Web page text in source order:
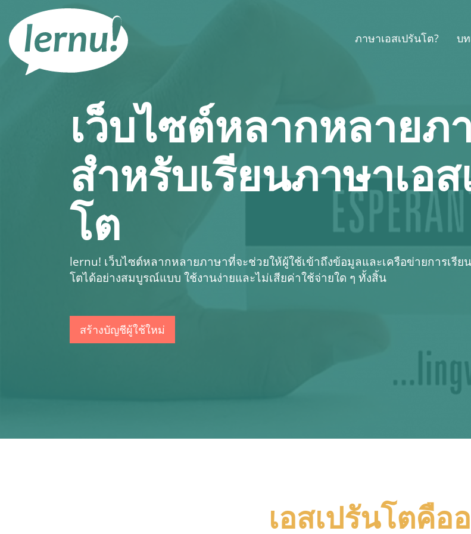
สารบัญ
ภาษาเอสเปรันโต? บ
เว็บไซต์หลากหลายภ
สำหรับเรียนภาษาเอ
โต
lernu! เว็บไซต์หลากหลายภาษาที่จะช่วยให้ผู้ใช้เข้าถึงข้อมูลและเครือข่ายการเรีย
โตได้อย่างสมบูรณ์แบบ ใช้งานง่ายและไม่เสียค่าใช้จ่ายใด ๆ ทั้งสิ้น
สร้างบัญชีผู้ใช้ใหม่
เอสเปรันโตคือ